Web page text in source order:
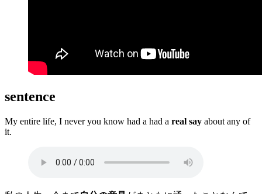
sentence
My entire life, I never you know had a had a real say about any of
it.